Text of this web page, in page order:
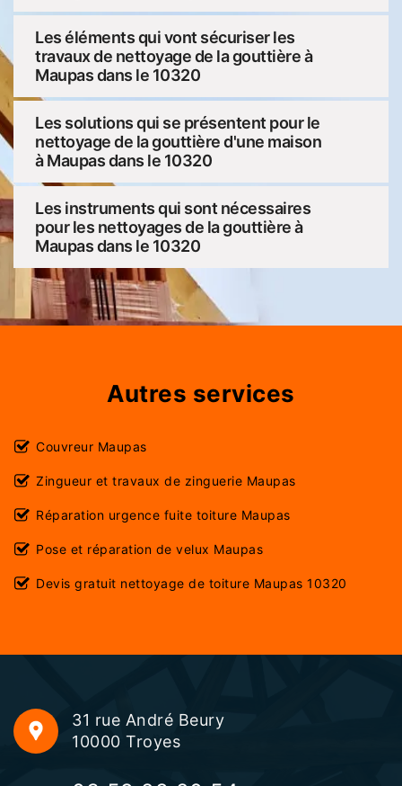
Les éléments qui vont sécuriser les
travaux de nettoyage de la gouttière à
Maupas dans le 10320
Les solutions qui se présentent pour le
nettoyage de la gouttière d'une maison
à Maupas dans le 10320
Les instruments qui sont nécessaires
pour les nettoyages de la gouttière à
Maupas dans le 10320
Autres services
Couvreur Maupas
Zingueur et travaux de zinguerie Maupas
Réparation urgence fuite toiture Maupas
Pose et réparation de velux Maupas
Devis gratuit nettoyage de toiture Maupas 10320
31 rue André Beury
10000 Troyes